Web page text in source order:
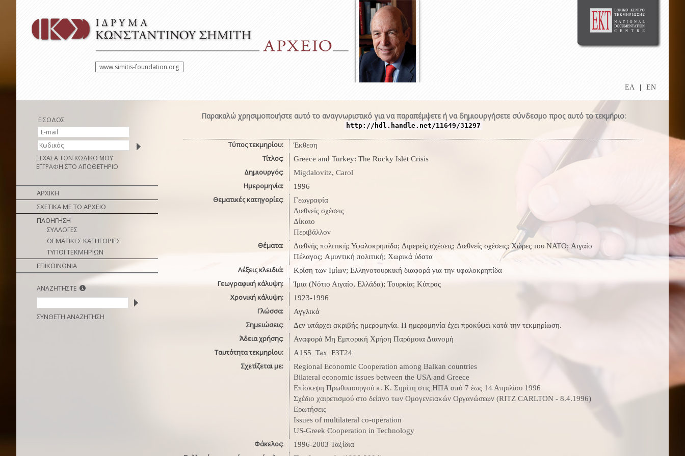
www.simitis-foundation.org
ΕΛ EN
ΕΙΣΟΔΟΣ
ΞΕΧΑΣΑ ΤΟΝ ΚΩΔΙΚΟ ΜΟΥ
ΕΓΓΡΑΦΗ ΣΤΟ ΑΠΟΘΕΤΗΡΙΟ
ΑΡΧΙΚΗ
ΣΧΕΤΙΚΑ ΜΕ ΤΟ ΑΡΧΕΙΟ
ΠΛΟΗΓΗΣΗ
ΣΥΛΛΟΓΕΣ
ΘΕΜΑΤΙΚΕΣ ΚΑΤΗΓΟΡΙΕΣ
ΤΥΠΟΙ ΤΕΚΜΗΡΙΩΝ
ΕΠΙΚΟΙΝΩΝΙΑ
ΑΝΑΖΗΤΗΣΤΕ
ΣΥΝΘΕΤΗ ΑΝΑΖΗΤΗΣΗ
Παρακαλώ χρησιμοποιήστε αυτό το αναγνωριστικό για να παραπέμψετε ή να δημιουργήσετε σύνδεσμο προς αυτό το τεκμήριο:
http://hdl.handle.net/11649/31297
Τύπος τεκμηρίου: Έκθεση
Τίτλος: Greece and Turkey: The Rocky Islet Crisis
Δημιουργός: Migdalovitz, Carol
Ημερομηνία: 1996
Θεματικές κατηγορίες:
Γεωγραφία
Διεθνείς σχέσεις
Δίκαιο
Περιβάλλον
Θέματα:
Διεθνής πολιτική; Υφαλοκρηπίδα; Διμερείς σχέσεις; Διεθνείς σχέσεις; Χώρες του ΝΑΤΟ; Αιγαίο
Πέλαγος; Αμυντική πολιτική; Χωρικά ύδατα
Λέξεις κλειδιά: Κρίση των Ιμίων; Ελληνοτουρκική διαφορά για την υφαλοκρηπίδα
Γεωγραφική κάλυψη: Ίμια (Νότιο Αιγαίο, Ελλάδα); Τουρκία; Κύπρος
Χρονική κάλυψη: 1923-1996
Γλώσσα: Αγγλικά
Σημειώσεις: Δεν υπάρχει ακριβής ημερομηνία. Η ημερομηνία έχει προκύψει κατά την τεκμηρίωση.
Άδεια χρήσης: Αναφορά Μη Εμπορική Χρήση Παρόμοια Διανομή
Ταυτότητα τεκμηρίου: A1S5_Tax_F3T24
Σχετίζεται με:
Regional Economic Cooperation among Balkan countries
Bilateral economic issues between the USA and Greece
Επίσκεψη Πρωθυπουργού κ. Κ. Σημίτη στις ΗΠΑ από 7 έως 14 Απριλίου 1996
Σχέδιο χαιρετισμού στο δείπνο των Ομογενειακών Οργανώσεων (RITZ CARLTON - 8.4.1996)
Ερωτήσεις
Issues of multilateral co-operation
US-Greek Cooperation in Technology
Φάκελος: 1996-2003 Ταξίδια